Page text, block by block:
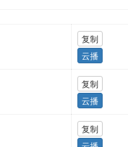
复制
云播
复制
云播
复制